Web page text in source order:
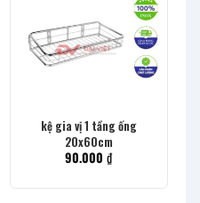
kệ gia vị 1 tầng ống
20x60cm
90.000 ₫